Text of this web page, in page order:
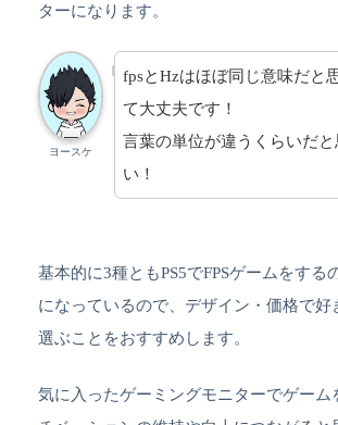
ターになります。
ヨースケ
fpsとHzはほぼ同じ意味だと
て大丈夫です！
言葉の単位が違うくらいだと
い！
基本的に3種ともPS5でFPSゲームをする
になっているので、デザイン・価格で好
選ぶことをおすすめします。
気に入ったゲーミングモニターでゲーム